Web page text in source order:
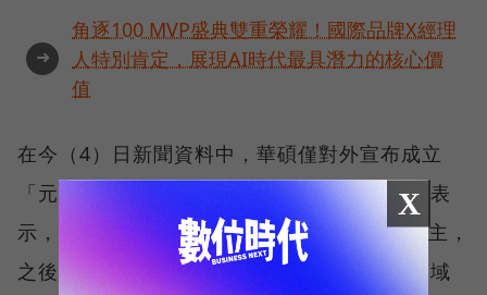
➜
角逐100 MVP盛典雙重榮耀！國際品牌X經理
人特別肯定，展現AI時代最具潛力的核心價
值
在今（4）日新聞資料中，華碩僅對外宣布成立
「元宇宙股份有限公司」的資訊，業者受訪時表
示，現階段以NFT藝術市場Art Black hole為主，
之後會擴增攝影、影音、遊戲與時尚等不同領域
X